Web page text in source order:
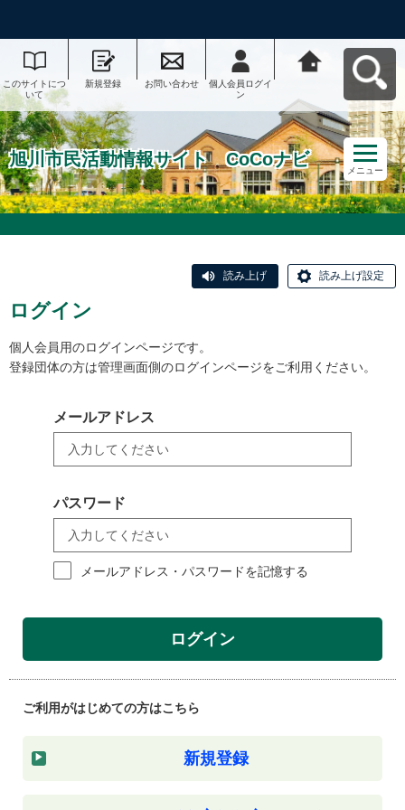
このサイトにつ
いて
新規登録 お問い合わせ
個人会員ログイ
ン
ナビへ戻る
旭川市民活動情報サイト CoCoナビ
メニュー
読み上げ 読み上げ設定
ログイン
個人会員用のログインページです。
登録団体の方は管理画面側のログインページをご利用ください。
メールアドレス
パスワード
メールアドレス・パスワードを記憶する
ログイン
ご利用がはじめての方はこちら
新規登録